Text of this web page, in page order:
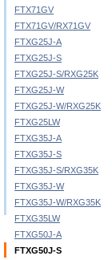
FTX71GV
FTX71GV/RX71GV
FTXG25J-A
FTXG25J-S
FTXG25J-S/RXG25K
FTXG25J-W
FTXG25J-W/RXG25K
FTXG25LW
FTXG35J-A
FTXG35J-S
FTXG35J-S/RXG35K
FTXG35J-W
FTXG35J-W/RXG35K
FTXG35LW
FTXG50J-A
FTXG50J-S